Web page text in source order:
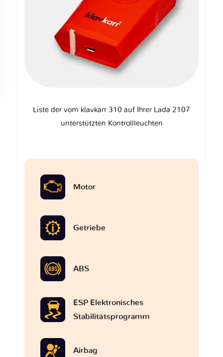
Liste der vom klavkarr 310 auf Ihrer Lada 2107
unterstützten Kontrollleuchten
Motor
Getriebe
ABS
ESP Elektronisches
Stabilitätsprogramm
Airbag